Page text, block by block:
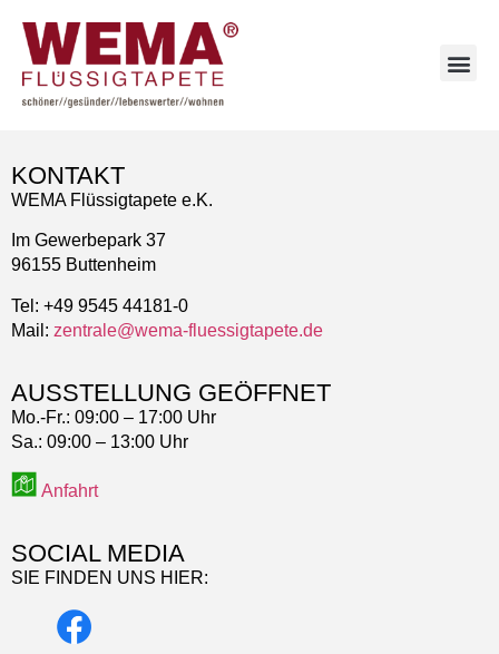
KONTAKT
WEMA Flüssigtapete e.K.
Im Gewerbepark 37
96155 Buttenheim
Tel: +49 9545 44181-0
Mail: zentrale@wema-fluessigtapete.de
AUSSTELLUNG GEÖFFNET
Mo.-Fr.: 09:00 – 17:00 Uhr
Sa.: 09:00 – 13:00 Uhr
Anfahrt
SOCIAL MEDIA
SIE FINDEN UNS HIER: